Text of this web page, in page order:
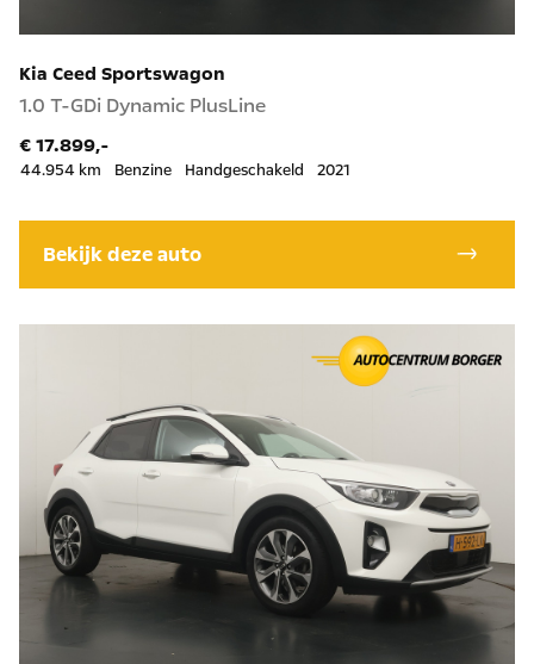
Kia Ceed Sportswagon
1.0 T-GDi Dynamic PlusLine
€ 17.899,-
44.954 km Benzine Handgeschakeld 2021
Bekijk deze auto